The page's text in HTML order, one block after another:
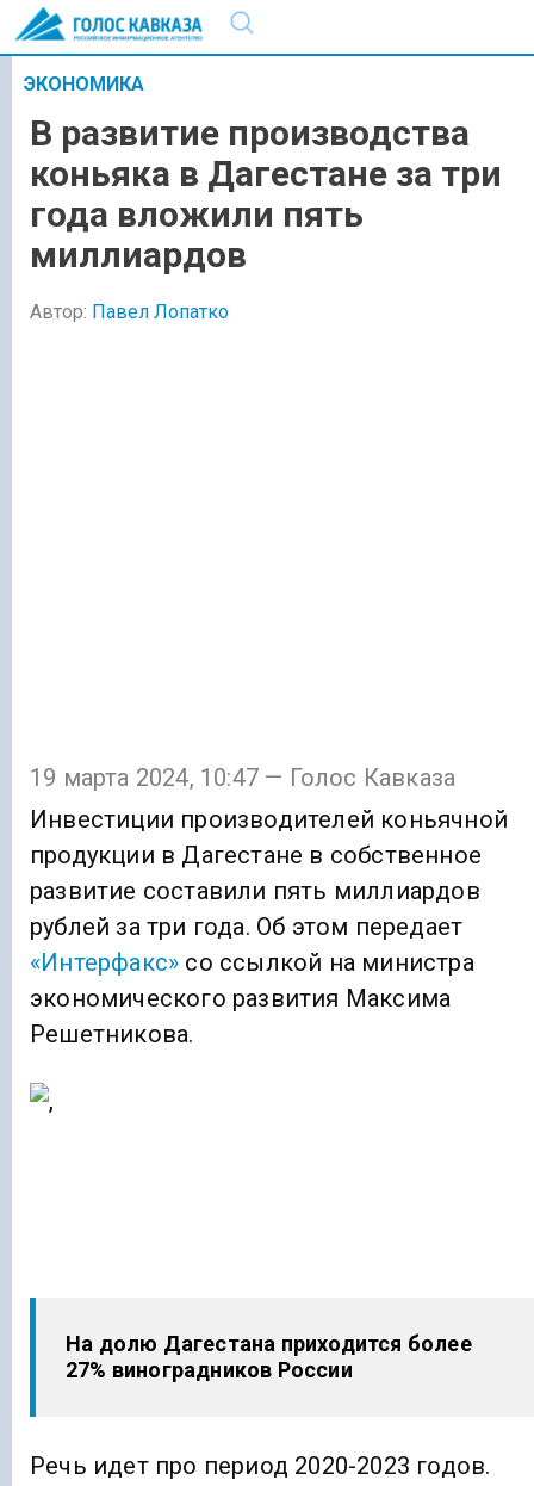
ЭКОНОМИКА
В развитие производства
коньяка в Дагестане за три
года вложили пять
миллиардов
Автор: Павел Лопатко
19 марта 2024, 10:47 — Голос Кавказа
Инвестиции производителей коньячной
продукции в Дагестане в собственное
развитие составили пять миллиардов
рублей за три года. Об этом передает
«Интерфакс» со ссылкой на министра
экономического развития Максима
Решетникова.
На долю Дагестана приходится более
27% виноградников России
Речь идет про период 2020-2023 годов.